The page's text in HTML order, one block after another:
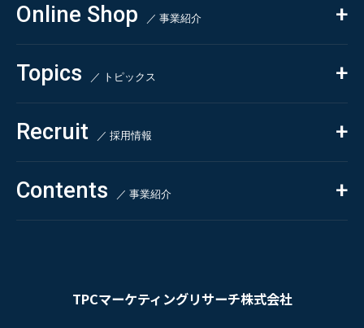
TPCマーケティングリサーチ株式会社
依頼・受託調査
- 市場調査
- 競合調査
- アンケート調査
- クイックリサーチ
自主企画調査
Online Shop ／ 事業紹介
Beauty & Cosmetics
Health & Food
Pharmaceuticals & Medical
Chemical & Life Sciences
Topics ／ トピックス
ALL
お知らせ
新刊情報
掲載情報
Recruit ／ 採用情報
採用TOP
- 求める人物像
Contents ／ 事業紹介
お問い合わせ
プライバシーポリシー